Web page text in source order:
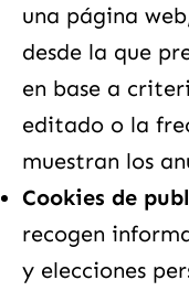
una página
desde la que
en base a
editado o la
muestran los
Cookies de
recogen
y elecciones